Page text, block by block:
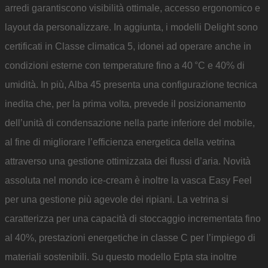
arredi garantiscono visibilità ottimale, accesso ergonomico e
layout da personalizzare. In aggiunta, i modelli Delight sono
certificati in Classe climatica 5, idonei ad operare anche in
condizioni esterne con temperature fino a 40 °C e 40% di
umidità. In più, Alba 45 presenta una configurazione tecnica
inedita che, per la prima volta, prevede il posizionamento
dell’unità di condensazione nella parte inferiore del mobile,
al fine di migliorare l’efficienza energetica della vetrina
attraverso una gestione ottimizzata dei flussi d’aria. Novità
assoluta nel mondo ice-cream è inoltre la vasca Easy Feel
per una gestione più agevole dei ripiani. La vetrina si
caratterizza per una capacità di stoccaggio incrementata fino
al 40%, prestazioni energetiche in classe C per l’impiego di
materiali sostenibili. Su questo modello Epta sta inoltre